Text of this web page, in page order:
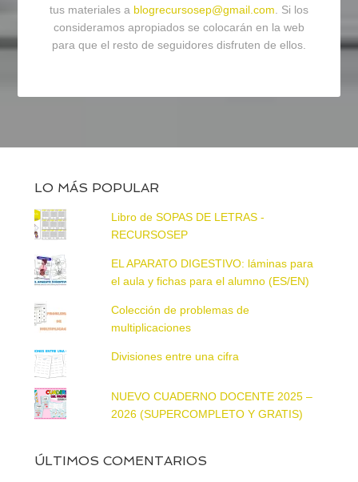
tus materiales a blogrecursosep@gmail.com. Si los
consideramos apropiados se colocarán en la web
para que el resto de seguidores disfruten de ellos.
LO MÁS POPULAR
Libro de SOPAS DE LETRAS -
RECURSOSEP
EL APARATO DIGESTIVO: láminas para
el aula y fichas para el alumno (ES/EN)
Colección de problemas de
multiplicaciones
Divisiones entre una cifra
NUEVO CUADERNO DOCENTE 2025 –
2026 (SUPERCOMPLETO Y GRATIS)
ÚLTIMOS COMENTARIOS